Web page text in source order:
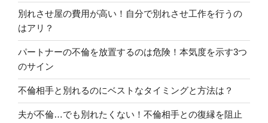
別れさせ屋の費用が高い！自分で別れさせ工作を行うの
はアリ？
パートナーの不倫を放置するのは危険！本気度を示す3つ
のサイン
不倫相手と別れるのにベストなタイミングと方法は？
夫が不倫…でも別れたくない！不倫相手との復縁を阻止